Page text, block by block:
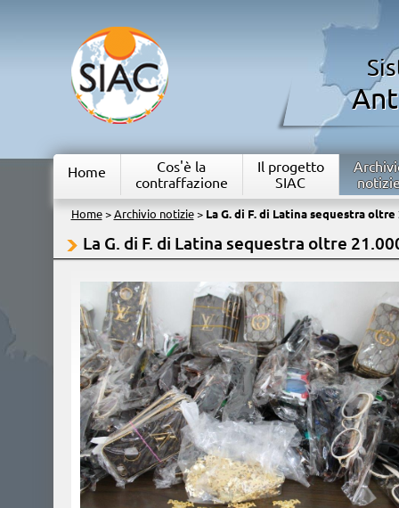
Home
Cos'è la
contraffazione
Il progetto
SIAC
Home> Archivio notizie> La G. di F. di Latina sequestra
La G. di F. di Latina sequestra oltre